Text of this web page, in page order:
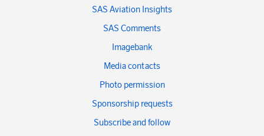
SAS Aviation Insights
SAS Comments
Imagebank
Media contacts
Photo permission
Sponsorship requests
Subscribe and follow